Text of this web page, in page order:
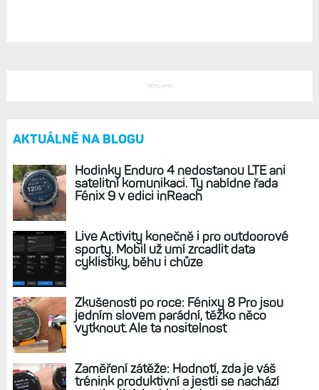
hodinek nepotřebuji dotyk. Bohatě si vystačím
Zápisky bloggera (19): Ideální hodinky
neexistují. Které se ideálu přibližuji a jak by
vypadaly moje vysněné?